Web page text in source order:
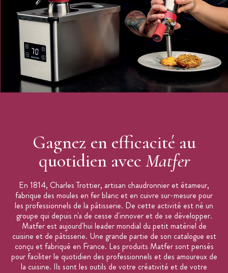
Dimensions de la machine à hot dog : L.440 x lg.280 x
H.350 mm
Dimensions du manchon : D.200 x H.240 mm
230 V
50-60 Hz
Gagnez en efficacité au
quotidien avec Matfer
En 1814, Charles Trottier, artisan chaudronnier et étameur,
fabrique des moules en fer blanc et en cuivre sur-mesure pour
les professionnels de la pâtisserie. De cette activité est né un
groupe qui depuis n'a de cesse d'innover et de se développer.
Matfer est aujourd'hui leader mondial du petit matériel de
cuisine et de pâtisserie. Une grande partie de son catalogue est
conçu et fabriqué en France. Les produits Matfer sont pensés
pour faciliter le quotidien des professionnels et des amoureux de
la cuisine. Ils sont les outils de votre créativité et de votre